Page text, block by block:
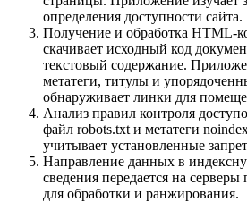
определения доступности сайта.
Получение и обработка HTML-
скачивает исходный код
текстовый содержание.
метатеги, титулы и
обнаруживает линки для
Анализ правил контроля
файл robots.txt и метатеги
учитывает установленные
Направление данных в
сведения передается на
для обработки и ранжирования.